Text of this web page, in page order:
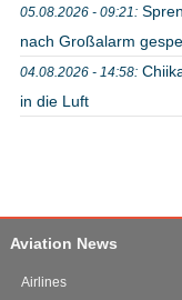
05.08.2026 - 09:21:
nach Großalarm
04.08.2026 - 14:58:
in die Luft
Aviation News
Airlines